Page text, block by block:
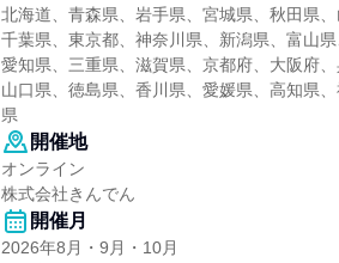
北海道、青森県、岩手県、宮城県、秋田県
千葉県、東京都、神奈川県、新潟県、富山
愛知県、三重県、滋賀県、京都府、大阪府
山口県、徳島県、香川県、愛媛県、高知県
県
開催地
オンライン
株式会社きんでん
開催月
2026年8月・9月・10月